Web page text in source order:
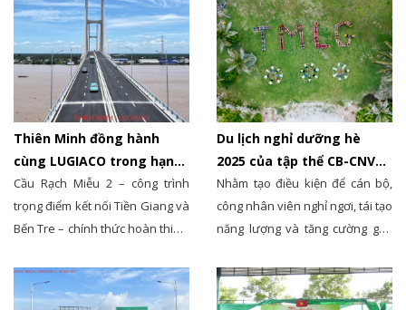
mạc Giải bóng đá sân 7. Sự kiện
là dịp để các cán bộ, nhân viên
hai đơn vị cùng nhau kết nối,
chia sẻ và lan tỏa tinh thần thể
thao mạnh mẽ.
cao tốc Bến Lức – Long Thành.
Thiên Minh đồng hành
cùng LUGIACO trong hạng
mục chiếu sáng Cầu Rạch
Miễu 2 – Bến Tre (Vĩnh
Long)
Cầu Rạch Miễu 2 – công trình
trọng điểm kết nối Tiền Giang và
Bến Tre – chính thức hoàn thiện,
quan trọng trong hành trình
phát triển hạ tầng khu vực Đồng
Du lịch nghỉ dưỡng hè
2025 của tập thể CB-CNV
Công ty Thiên Minh và Lữ
Gia tại Cam Ranh – Vĩnh Hy
Nhằm tạo điều kiện để cán bộ,
công nhân viên nghỉ ngơi, tái tạo
năng lượng và tăng cường gắn
Công ty Thiên Minh và Công ty
Lữ Gia đã tổ chức chương trình